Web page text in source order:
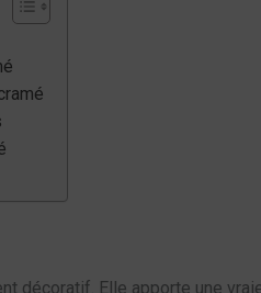
décoratif. Elle apporte une